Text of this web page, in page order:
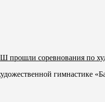
соревнования по
гимнастике